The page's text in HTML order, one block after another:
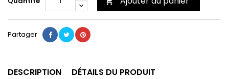
Partager
DESCRIPTION DÉTAILS DU PRODUIT